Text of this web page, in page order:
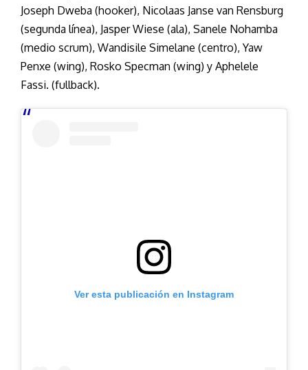
Joseph Dweba (hooker), Nicolaas Janse van Rensburg
(segunda línea), Jasper Wiese (ala), Sanele Nohamba
(medio scrum), Wandisile Simelane (centro), Yaw
Penxe (wing), Rosko Specman (wing) y Aphelele
Fassi. (fullback).
Ver esta publicación en Instagram